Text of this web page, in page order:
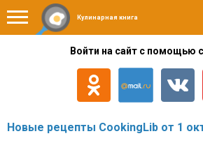
Кулинарная книга
Войти на сайт с помощью
Новые рецепты CookingLib от 1